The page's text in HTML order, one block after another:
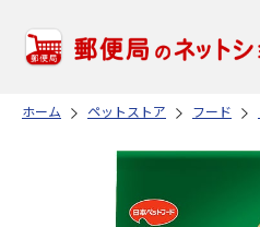
ホーム ペットストア フード